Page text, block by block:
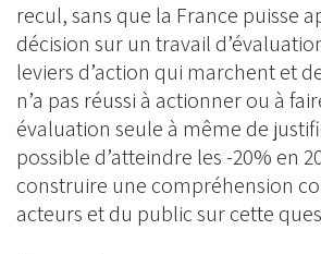
recul, sans que la France puisse
décision sur un travail
leviers d’action qui marchent et
n’a pas réussi à actionner ou à
évaluation seule à même de
possible d’atteindre les -20% en
construire une compréhension
acteurs et du public sur cette